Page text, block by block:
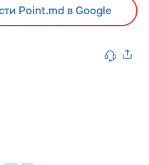
Point.md в Google